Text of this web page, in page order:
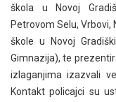
škola u Novoj
Petrovom Selu, Vrbovi,
škole u Novoj
Gimnazija), te
izlaganjima izazvali
Kontakt policajci su